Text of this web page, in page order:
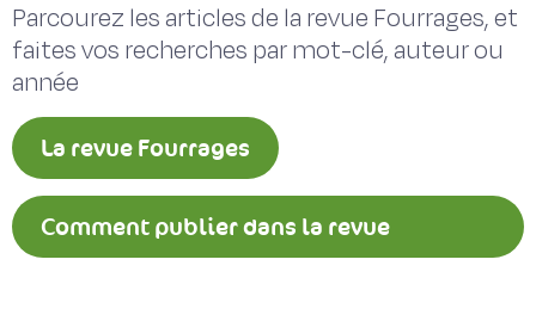
Parcourez les articles de la revue Fourrages, et
faites vos recherches par mot-clé, auteur ou
année
La revue Fourrages
Comment publier dans la revue